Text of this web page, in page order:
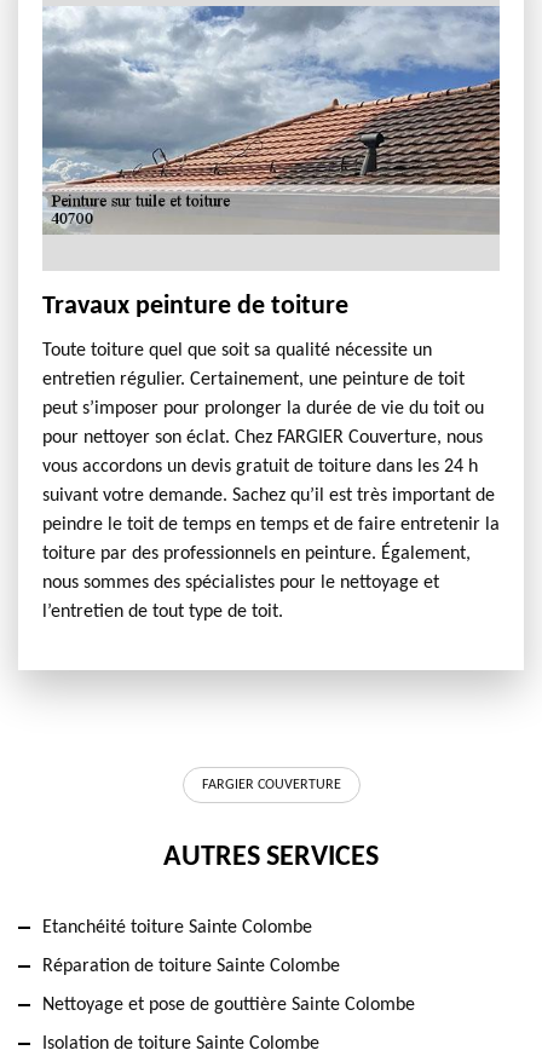
Travaux peinture de toiture
Toute toiture quel que soit sa qualité nécessite un
entretien régulier. Certainement, une peinture de toit
peut s’imposer pour prolonger la durée de vie du toit ou
pour nettoyer son éclat. Chez FARGIER Couverture, nous
vous accordons un devis gratuit de toiture dans les 24 h
suivant votre demande. Sachez qu’il est très important de
peindre le toit de temps en temps et de faire entretenir la
toiture par des professionnels en peinture. Également,
nous sommes des spécialistes pour le nettoyage et
l’entretien de tout type de toit.
FARGIER COUVERTURE
AUTRES SERVICES
Etanchéité toiture Sainte Colombe
Réparation de toiture Sainte Colombe
Nettoyage et pose de gouttière Sainte Colombe
Isolation de toiture Sainte Colombe